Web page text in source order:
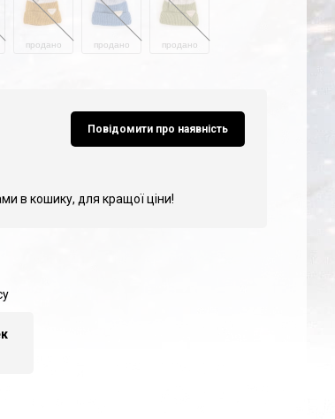
продано продано продано
Повідомити про наявність
в кошику, для кращої ціни!